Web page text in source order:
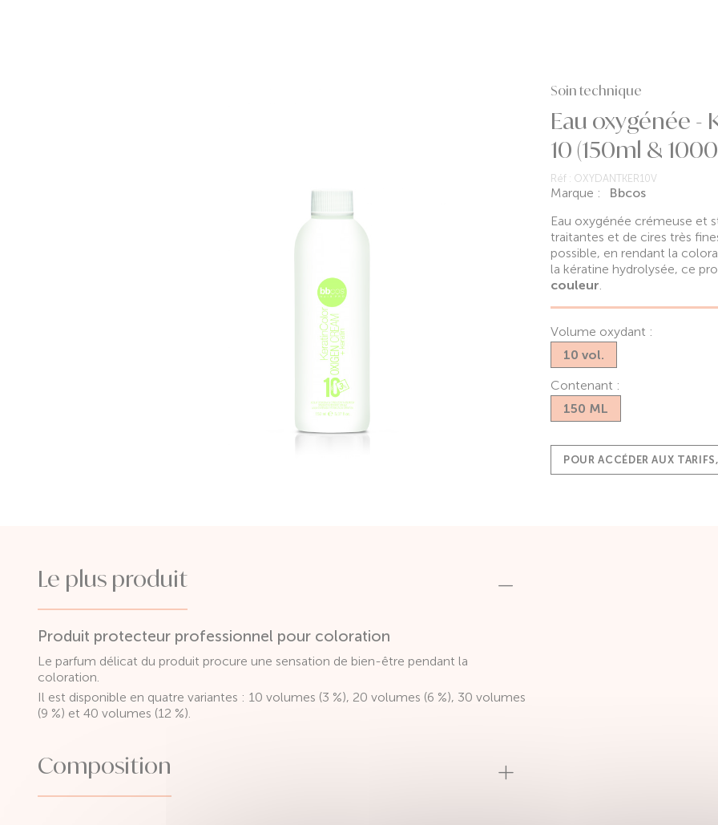
Soin technique
Eau oxygénée -
10 (150ml &
Réf : OXYDANTKER10V
Marque :
Bbcos
Eau oxygénée crémeuse et
traitantes et de cires très
possible, en rendant la
la kératine hydrolysée, ce
couleur.
Volume oxydant :
10 vol.
Contenant :
150 ML
POUR ACCÉDER AUX
Le plus produit
Produit protecteur professionnel pour coloration
Le parfum délicat du produit procure une sensation de bien-être pendant la
coloration.
Il est disponible en quatre variantes : 10 volumes (3 %), 20 volumes (6 %), 30 volumes
(9 %) et 40 volumes (12 %).
Composition